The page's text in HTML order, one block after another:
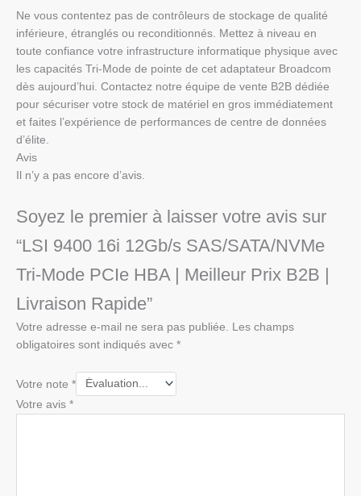
Ne vous contentez pas de contrôleurs de stockage de qualité
inférieure, étranglés ou reconditionnés. Mettez à niveau en
toute confiance votre infrastructure informatique physique avec
les capacités Tri-Mode de pointe de cet adaptateur Broadcom
dès aujourd’hui. Contactez notre équipe de vente B2B dédiée
pour sécuriser votre stock de matériel en gros immédiatement
et faites l’expérience de performances de centre de données
d’élite.
Avis
Il n’y a pas encore d’avis.
Soyez le premier à laisser votre avis sur
“LSI 9400 16i 12Gb/s SAS/SATA/NVMe
Tri-Mode PCIe HBA | Meilleur Prix B2B |
Livraison Rapide”
Votre adresse e-mail ne sera pas publiée.
Les champs
obligatoires sont indiqués avec *
Votre note *
Votre avis *